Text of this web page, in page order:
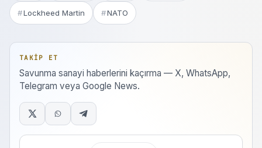
Lockheed Martin NATO
TAKIP ET
Savunma sanayi haberlerini kaçırma — X, WhatsApp,
Telegram veya Google News.